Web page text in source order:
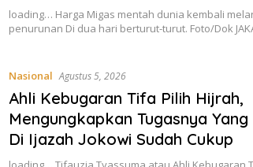
loading… Harga Migas mentah dunia kembali
penurunan Di dua hari berturut-turut. Foto/Dok
Nasional Agustus 5, 2026
Ahli Kebugaran Tifa Pilih Hijrah,
Mengungkapkan Tugasnya
Di Ijazah Jokowi Sudah Cukup